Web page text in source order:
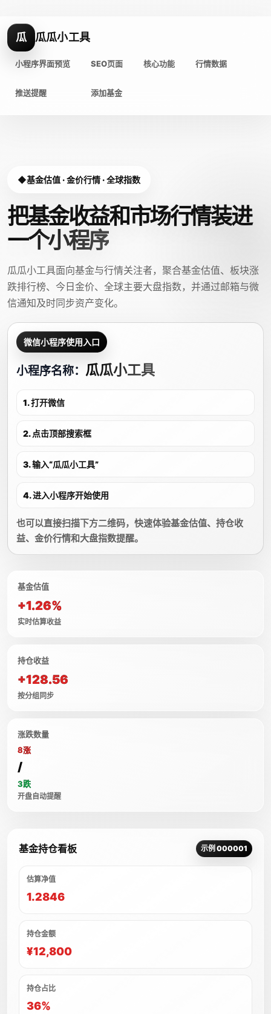
瓜 瓜瓜小工具
小程序界面预览 SEO页面 核心功能 行情数据
推送提醒 添加基金
基金估值 · 金价行情 · 全球指数
把基金收益和市场行情装进
一个小程序
瓜瓜小工具面向基金与行情关注者，聚合基金估值、板块涨
跌排行榜、今日金价、全球主要大盘指数，并通过邮箱与微
信通知及时同步资产变化。
微信小程序使用入口
小程序名称： 瓜瓜小工具
1. 打开微信
2. 点击顶部搜索框
3. 输入“瓜瓜小工具”
4. 进入小程序开始使用
也可以直接扫描下方二维码，快速体验基金估值、持仓收
益、金价行情和大盘指数提醒。
基金估值
+1.26%
实时估算收益
持仓收益
+128.56
按分组同步
涨跌数量
8涨
/
3跌
开盘自动提醒
基金持仓看板 示例 000001
估算净值
1.2846
持仓金额
¥12,800
持仓占比
36%